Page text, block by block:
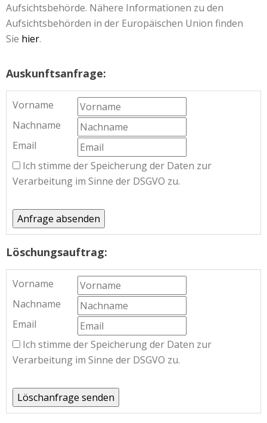
Aufsichtsbehörde. Nähere Informationen zu den
Aufsichtsbehörden in der Europäischen Union finden
Sie hier.
Auskunftsanfrage:
Vorname
Nachname
Email
Ich stimme der Speicherung der Daten zur
Verarbeitung im Sinne der DSGVO zu.
Löschungsauftrag:
Vorname
Nachname
Email
Ich stimme der Speicherung der Daten zur
Verarbeitung im Sinne der DSGVO zu.